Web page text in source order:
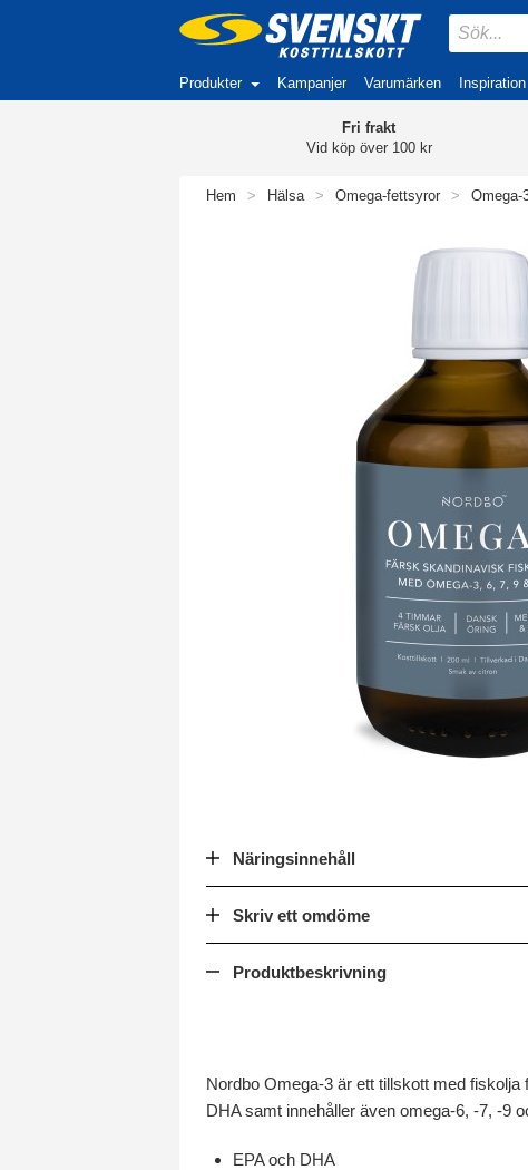
Produkter Kampanjer Varumärken Inspiration
Fri frakt
Vid köp över 100 kr
Hem > Hälsa > Omega-fettsyror > Omega-
Näringsinnehåll
Skriv ett omdöme
Produktbeskrivning
Nordbo Omega-3 är ett tillskott med
DHA samt innehåller även omega-6, -7, -9
EPA och DHA